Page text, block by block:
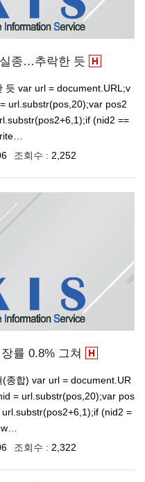
종…추락한 듯
듯 var url = document.URL;v
url.substr(pos,20);var pos2
(nid2 ==
조회수 : 2,252
률 0.8% 그쳐
종합) var url = document.UR
= url.substr(pos,20);var pos
(nid2 =
조회수 : 2,322